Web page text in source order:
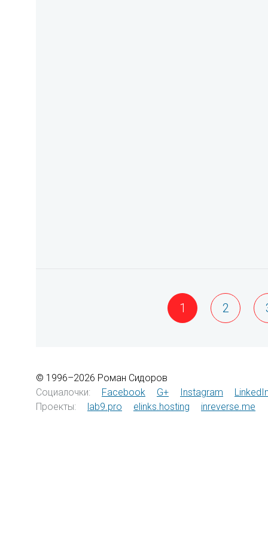
1 2
© 1996–2026 Роман Сидоров
Социалочки:
Facebook G+ Instagram
Проекты:
lab9.pro elinks.hosting inreverse.me